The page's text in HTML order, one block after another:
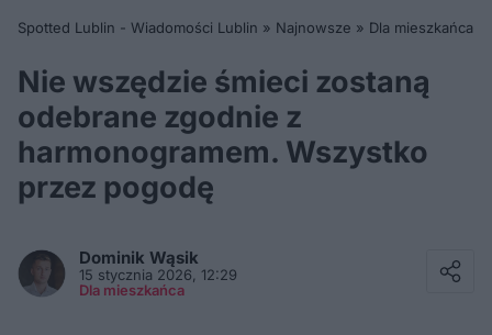
Spotted Lublin - Wiadomości Lublin » Najnowsze » Dla mieszkańca
Nie wszędzie śmieci zostaną
odebrane zgodnie z
harmonogramem. Wszystko
przez pogodę
Dominik Wąsik
15 stycznia 2026, 12:29
Dla mieszkańca